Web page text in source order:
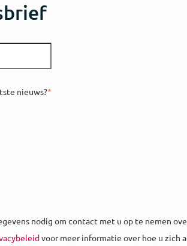
nieuws?*
nodig om contact met u op te nemen
voor meer informatie over hoe u zich